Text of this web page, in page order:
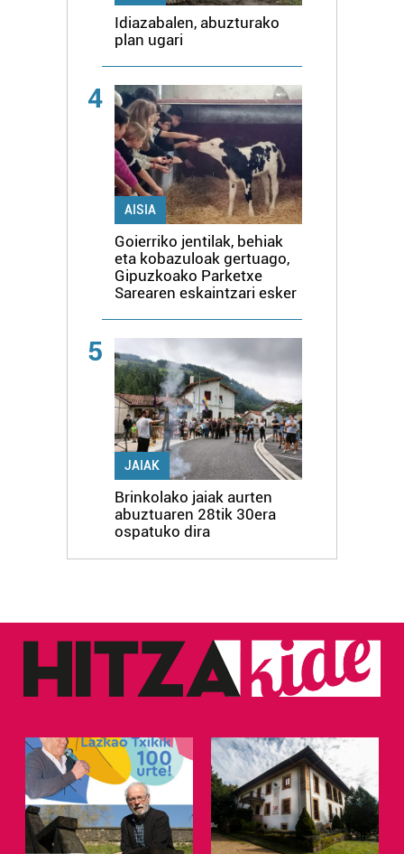
Idiazabalen, abuzturako
plan ugari
4
AISIA
Goierriko jentilak, behiak
eta kobazuloak gertuago,
Gipuzkoako Parketxe
Sarearen eskaintzari esker
5
JAIAK
Brinkolako jaiak aurten
abuztuaren 28tik 30era
ospatuko dira